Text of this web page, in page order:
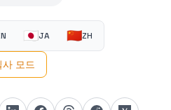
🇯🇵JA 🇨🇳ZH
사 모드